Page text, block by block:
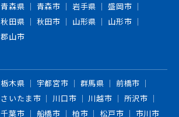
青森県 青森市 岩手県
盛岡市
秋田県 秋田市 山形県
山形市
郡山市
栃木県 宇都宮市 群馬県
前橋市
さいたま市 川口市 川越市
所沢市
千葉市 船橋市 柏市 松戸市 市川市